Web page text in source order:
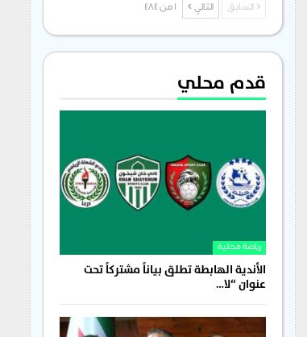
السابق التالي 1 من 484
قدم محلي
رياضة محلية
الأندية الهابطة تطلق بياناً مشتركاً تحت
عنوان “لا…